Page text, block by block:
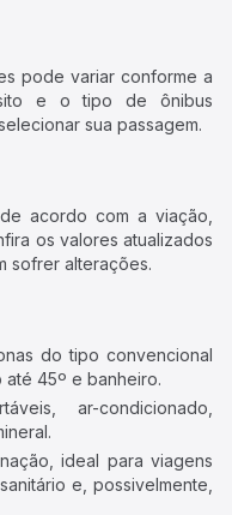
pode variar conforme a
e o tipo de ônibus
sua passagem.
acordo com a viação,
os valores atualizados
sofrer alterações.
do tipo convencional
até 45º e banheiro.
ar-condicionado,
ideal para viagens
e, possivelmente,